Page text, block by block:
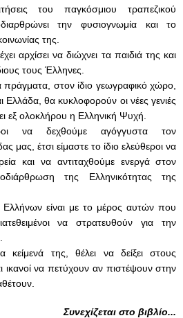
του παγκόσμιου τραπεζικού
την φυσιογνωμία και το
της.
αρχίσει να διώχνει τα παιδιά της και
τους Έλληνες.
πράγματα, στον ίδιο γεωγραφικό χώρο,
Ελλάδα, θα κυκλοφορούν οι νέες γενιές
εξ ολοκλήρου η Ελληνική Ψυχή.
να δεχθούμε αγόγγυστα τον
μας, έτσι είμαστε το ίδιο ελεύθεροι να
και να αντιταχθούμε ενεργά στον
της Ελληνικότητας της
είναι με το μέρος αυτών που
να στρατευθούν για την
της, θέλει να δείξει στους
ικανοί να πετύχουν αν πιστέψουν στην
Συνεχίζεται στο βιβλίο...